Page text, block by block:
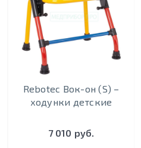
Rebotec Вок-он (S) –
ходунки детские
7 010 руб.